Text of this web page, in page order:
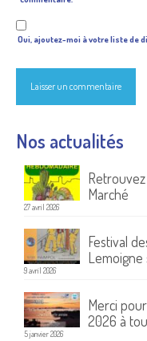
Oui, ajoutez-moi à votre liste de
Nos actualités
Marché
27 avril 2026
Festival
9 avril 2026
Merci
2026 à
5 janvier 2026